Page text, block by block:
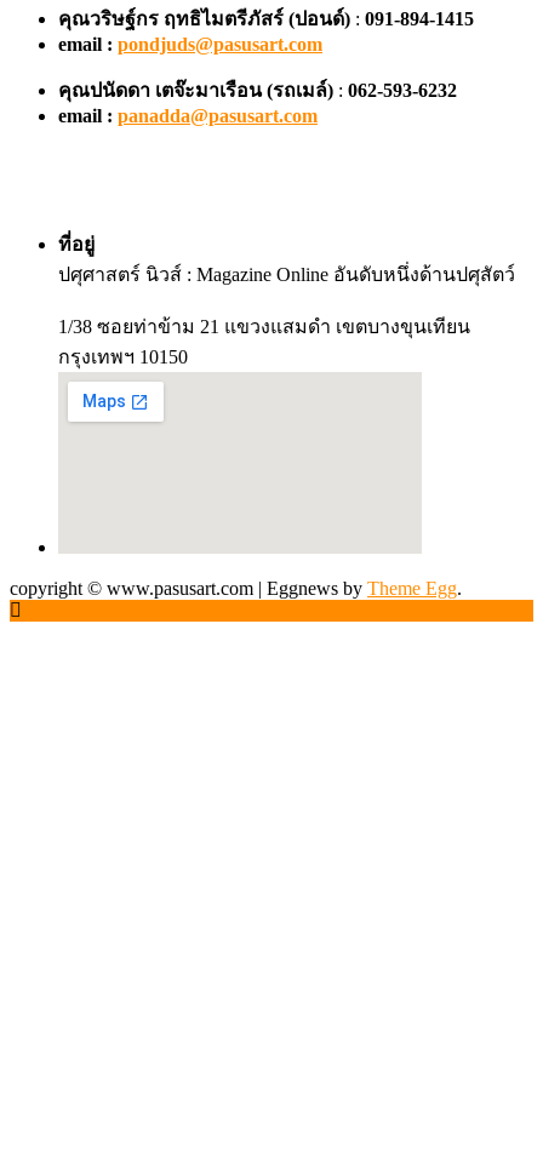
คุณวริษฐ์กร ฤทธิไมตรีภัสร์ (ปอนด์) : 091-894-1415
email : pondjuds@pasusart.com
คุณปนัดดา เตจ๊ะมาเรือน (รถเมล์) : 062-593-6232
email : panadda@pasusart.com
ที่อยู่
ปศุศาสตร์ นิวส์ : Magazine Online อันดับหนึ่งด้านปศุสัตว์
1/38 ซอยท่าข้าม 21 แขวงแสมดำ เขตบางขุนเทียน
กรุงเทพฯ 10150
copyright © www.pasusart.com | Eggnews by Theme Egg.